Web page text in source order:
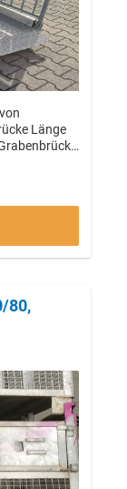
Länge
rotreflkt.
oder
von Mo-Fr 8-
80,